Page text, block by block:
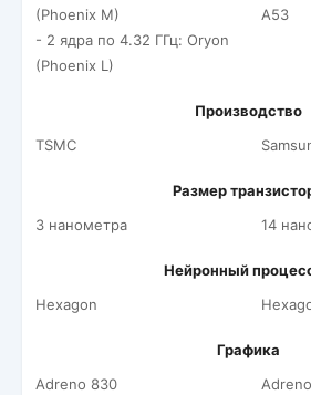
(Phoenix M)
- 2 ядра по 4.32 ГГц: Oryon
(Phoenix L)
A53
Производство
TSMC
Размер
3 нанометра
14
Нейронный
Hexagon
Графика
Adreno 830